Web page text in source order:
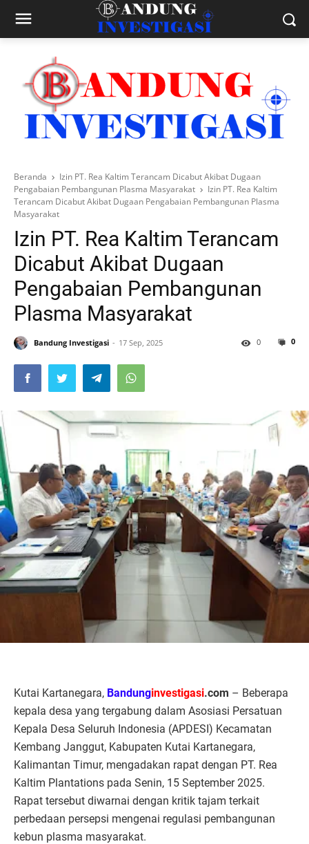
Beranda
Izin PT. Rea Kaltim Terancam Dicabut Akibat Dugaan
Pengabaian Pembangunan Plasma Masyarakat
Izin PT. Rea Kaltim
Terancam Dicabut Akibat Dugaan Pengabaian Pembangunan Plasma
Masyarakat
Izin PT. Rea Kaltim Terancam
Dicabut Akibat Dugaan
Pengabaian Pembangunan
Plasma Masyarakat
Bandung Investigasi 17 Sep, 2025 0
0
Kutai Kartanegara, Bandunginvestigasi.com – Beberapa
kepala desa yang tergabung dalam Asosiasi Persatuan
Kepala Desa Seluruh Indonesia (APDESI) Kecamatan
Kembang Janggut, Kabupaten Kutai Kartanegara,
Kalimantan Timur, mengadakan rapat dengan PT. Rea
Kaltim Plantations pada Senin, 15 September 2025.
Rapat tersebut diwarnai dengan kritik tajam terkait
perbedaan persepsi mengenai regulasi pembangunan
kebun plasma masyarakat.